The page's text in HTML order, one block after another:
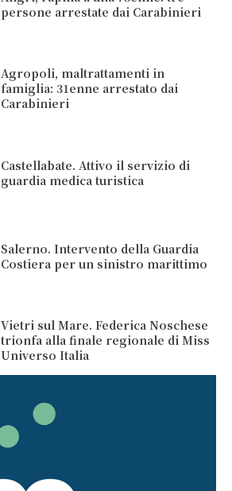
persone arrestate dai Carabinieri
Agropoli, maltrattamenti in
famiglia: 31enne arrestato dai
Carabinieri
Castellabate. Attivo il servizio di
guardia medica turistica
Salerno. Intervento della Guardia
Costiera per un sinistro marittimo
Vietri sul Mare. Federica Noschese
trionfa alla finale regionale di Miss
Universo Italia